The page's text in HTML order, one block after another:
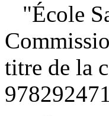
"École
titre de la